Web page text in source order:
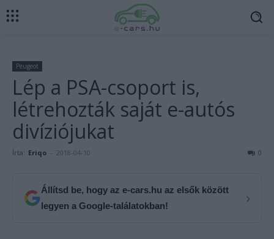
Peugeot
Lép a PSA-csoport is,
létrehozták saját e-autós
divíziójukat
Írta: Eriqo - 2018-04-10 0
Állítsd be, hogy az e-cars.hu az elsők között
legyen a Google-találatokban!
›